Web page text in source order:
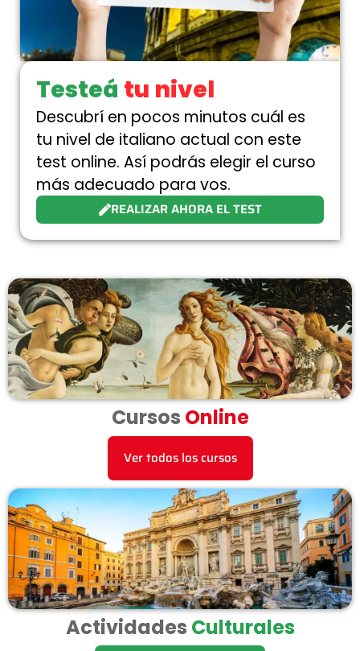
Testeá tu nivel
Descubrí en pocos minutos cuál es
tu nivel de italiano actual con este
test online. Así podrás elegir el curso
más adecuado para vos.
REALIZAR AHORA EL TEST
Cursos Online
Ver todos los cursos
Actividades Culturales